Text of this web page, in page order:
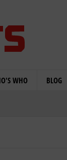
WHO BLOG